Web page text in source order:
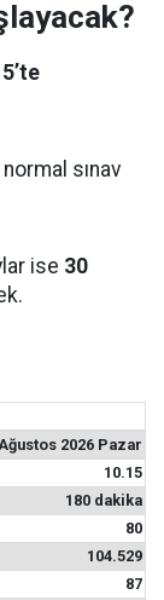
sınav
ise 30
2026 Pazar
10.15
180 dakika
80
104.529
87